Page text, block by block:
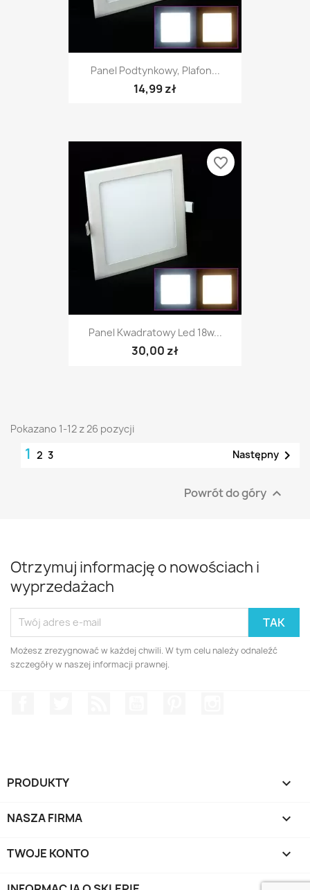
Panel Podtynkowy, Plafon...
14,99 zł
Panel Kwadratowy Led 18w...
30,00 zł
favorite_border
Pokazano 1-12 z 26 pozycji
1 2 3 Następny 
Powrót do góry 
Otrzymuj informację o nowościach i
wyprzedażach
Możesz zrezygnować w każdej chwili. W tym celu należy odnaleźć
szczegóły w naszej informacji prawnej.
PRODUKTY 
NASZA FIRMA 
TWOJE KONTO 